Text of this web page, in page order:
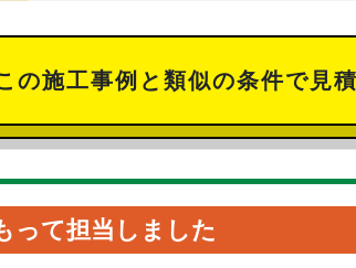
の施工事例と類似の条件で見
って担当しました